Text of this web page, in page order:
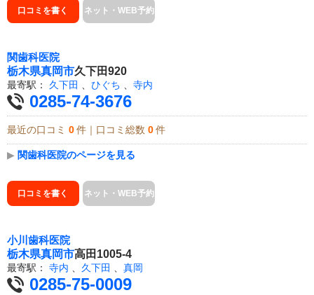
口コミを書く ネット・WEB予約
関歯科医院
栃木県真岡市久下田920
最寄駅： 久下田 ひぐち 寺内
0285-74-3676
最近の口コミ 0 件｜口コミ総数 0 件
▶ 関歯科医院のページを見る
口コミを書く ネット・WEB予約
小川歯科医院
栃木県真岡市高田1005-4
最寄駅： 寺内 、 久下田 、 真岡
0285-75-0009